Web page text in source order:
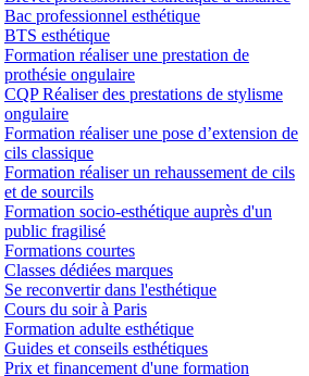
Bac professionnel esthétique
BTS esthétique
Formation réaliser une prestation de
prothésie ongulaire
CQP Réaliser des prestations de stylisme
ongulaire
Formation réaliser une pose d’extension de
cils classique
Formation réaliser un rehaussement de cils
et de sourcils
Formation socio-esthétique auprès d'un
public fragilisé
Formations courtes
Classes dédiées marques
Se reconvertir dans l'esthétique
Cours du soir à Paris
Formation adulte esthétique
Guides et conseils esthétiques
Prix et financement d'une formation